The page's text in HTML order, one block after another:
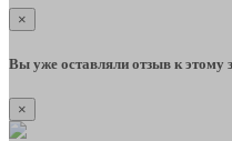
×
Вы уже оставляли отзыв к этому
×